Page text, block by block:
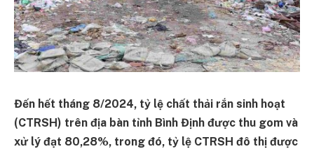
Đến hết tháng 8/2024, tỷ lệ chất thải rắn sinh hoạt
(CTRSH) trên địa bàn tỉnh Bình Định được thu gom và
xử lý đạt 80,28%, trong đó, tỷ lệ CTRSH đô thị được